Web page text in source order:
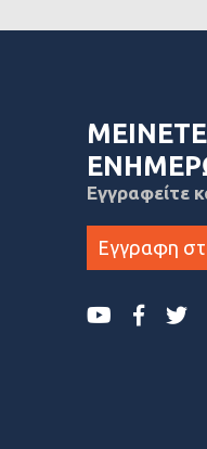
ΜΕΙΝΕΤΕ
Εγγραφείτε
Εγγραφη